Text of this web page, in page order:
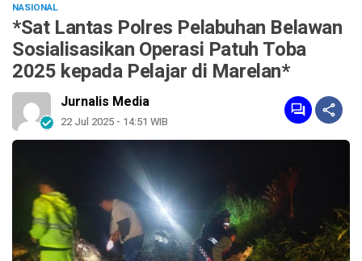
NASIONAL
*Sat Lantas Polres Pelabuhan Belawan
Sosialisasikan Operasi Patuh Toba
2025 kepada Pelajar di Marelan*
Jurnalis Media
22 Jul 2025 - 14:51 WIB